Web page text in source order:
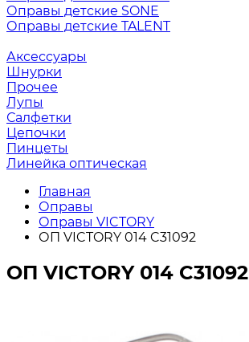
Оправы детские SONE
Оправы детские TALENT
Аксессуары
Шнурки
Прочее
Лупы
Салфетки
Цепочки
Пинцеты
Линейка оптическая
Главная
Оправы
Оправы VICTORY
ОП VICTORY 014 C31092
ОП VICTORY 014 C31092